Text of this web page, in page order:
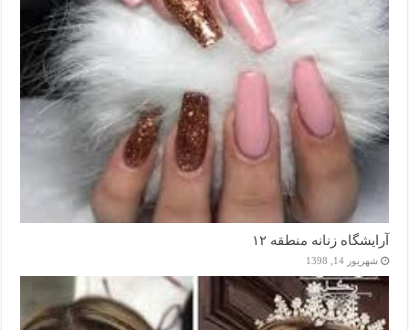
آرایشگاه زنانه منطقه ۱۲
شهریور 14, 1398